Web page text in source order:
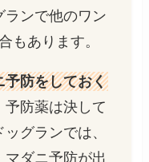
ランで他のワン
もあります。
予防をしておく
予防薬は決して
グランでは、
ダニ予防が出